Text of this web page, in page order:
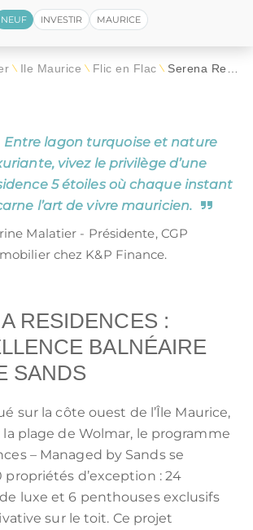
NEUF INVESTIR MAURICE
\ Île Maurice \ Flic en Flac \ Serena Residences
Entre lagon turquoise et nature
vivez le privilège d’une
5 étoiles où chaque instant
l’art de vivre mauricien.
Malatier - Présidente, CGP
chez K&P Finance.
RESIDENCES :
BALNÉAIRE
SANDS
sur la côte ouest de l’Île Maurice,
plage de Wolmar, le programme
– Managed by Sands se
propriétés d’exception : 24
luxe et 6 penthouses exclusifs
sur le toit. Ce projet